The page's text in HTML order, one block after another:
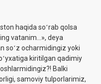
haqida soʻrab qolsa
vatanim...», deya
soʻz ocharmidingiz yoki
kiritilgan qadimiy
Balki
samoviy tulporlarimiz,